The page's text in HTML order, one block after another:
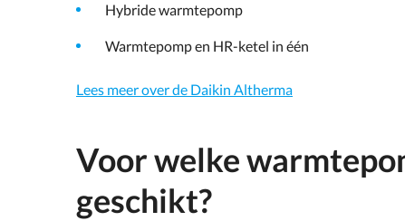
Hybride warmtepomp
Warmtepomp en HR-ketel in één
Lees meer over de Daikin Altherma
Voor welke
geschikt?